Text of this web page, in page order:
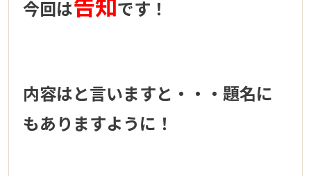
今回は です！
内容はと言いますと・・・題名に
もありますように！